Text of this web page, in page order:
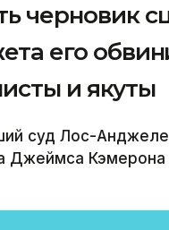
черновик
его
и якуты
суд Лос-
Джеймса Кэмерона